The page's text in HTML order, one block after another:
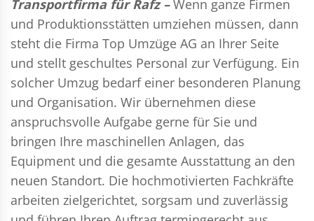
Transportfirma für Rafz – Wenn ganze Firmen
und Produktionsstätten umziehen müssen, dann
steht die Firma Top Umzüge AG an Ihrer Seite
und stellt geschultes Personal zur Verfügung. Ein
solcher Umzug bedarf einer besonderen Planung
und Organisation. Wir übernehmen diese
anspruchsvolle Aufgabe gerne für Sie und
bringen Ihre maschinellen Anlagen, das
Equipment und die gesamte Ausstattung an den
neuen Standort. Die hochmotivierten Fachkräfte
arbeiten zielgerichtet, sorgsam und zuverlässig